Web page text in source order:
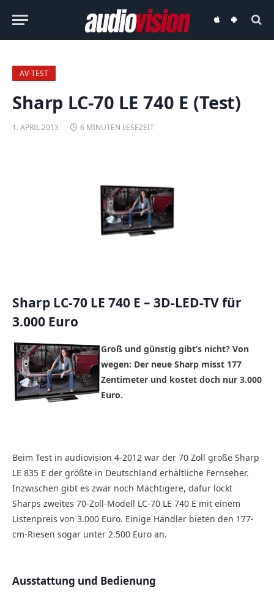
audiovisionaudiovision
AV-TEST
Sharp LC-70 LE 740 E (Test)
1. APRIL 2013 6 MINUTEN LESEZEIT
Sharp LC-70 LE 740 E – 3D-LED-TV für
3.000 Euro
Groß und günstig gibt’s nicht? Von
wegen: Der neue Sharp misst 177
Zentimeter und kostet doch nur 3.000
Euro.
Beim Test in audiovision 4-2012 war der 70 Zoll große Sharp
LE 835 E der größte in Deutschland erhältliche Fernseher.
Inzwischen gibt es zwar noch Mächtigere, dafür lockt
Sharps zweites 70-Zoll-Modell LC-70 LE 740 E mit einem
Listenpreis von 3.000 Euro. Einige Händler bieten den 177-
cm-Riesen sogar unter 2.500 Euro an.
Ausstattung und Bedienung